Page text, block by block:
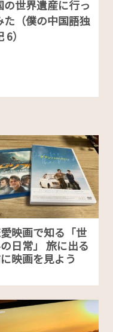
の世界遺産に行っ
た（僕の中国語独
）
映画で知る「世
日常」 旅に出る
映画を見よう